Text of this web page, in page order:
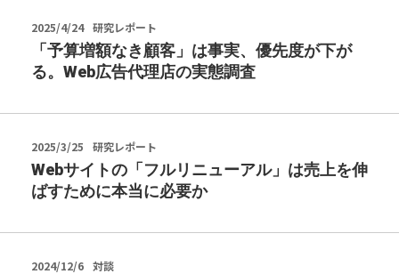
2025/4/24 研究レポート
「予算増額なき顧客」は事実、優先度が下が
る。Web広告代理店の実態調査
2025/3/25 研究レポート
Webサイトの「フルリニューアル」は売上を伸
ばすために本当に必要か
2024/12/6 対談